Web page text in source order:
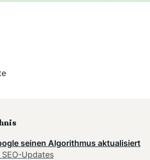
seinen Algorithmus aktualisiert
Updates